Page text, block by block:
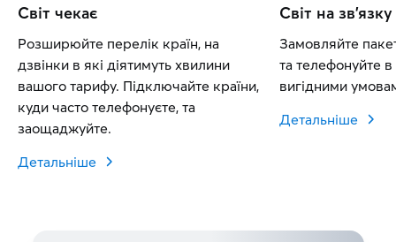
Світ чекає
Розширюйте перелік країн, на
дзвінки в які діятимуть хвилини
вашого тарифу. Підключайте країни,
куди часто телефонуєте, та
заощаджуйте.
Детальніше
Світ на
Замовляйте
та телефонуйте в
вигідними
Детальніше